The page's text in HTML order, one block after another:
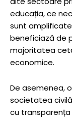
educația, ce
sunt
beneficiază de
majoritatea
economice.
De asemenea,
societatea
cu